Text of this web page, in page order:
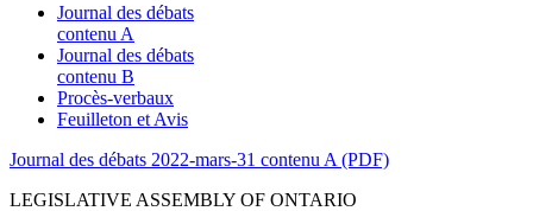
Journal des débats
contenu A
Journal des débats
contenu B
Procès-verbaux
Feuilleton et Avis
Journal des débats 2022-mars-31 contenu A (PDF)
LEGISLATIVE ASSEMBLY OF ONTARIO